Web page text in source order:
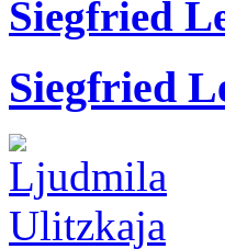
Siegfried
Siegfried